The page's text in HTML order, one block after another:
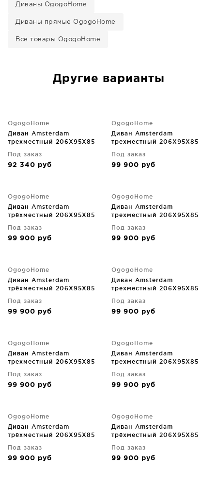
Диваны OgogoHome
Диваны прямые OgogoHome
Все товары OgogoHome
Другие варианты
OgogoHome
Диван Amsterdam
трёхместный 206X95X85
Под заказ
92 340 руб
OgogoHome
Диван Amsterdam
трёхместный 206X95X85
Под заказ
99 900 руб
OgogoHome
Диван Amsterdam
трёхместный 206X95X85
Под заказ
99 900 руб
OgogoHome
Диван Amsterdam
трехместный 206X95X85
Под заказ
99 900 руб
OgogoHome
Диван Amsterdam
трёхместный 206X95X85
Под заказ
99 900 руб
OgogoHome
Диван Amsterdam
трехместный 206X95X85
Под заказ
99 900 руб
OgogoHome
Диван Amsterdam
трёхместный 206X95X85
Под заказ
99 900 руб
OgogoHome
Диван Amsterdam
трёхместный 206X95X85
Под заказ
99 900 руб
OgogoHome
Диван Amsterdam
трёхместный 206X95X85
Под заказ
99 900 руб
OgogoHome
Диван Amsterdam
трёхместный 206X95X85
Под заказ
99 900 руб